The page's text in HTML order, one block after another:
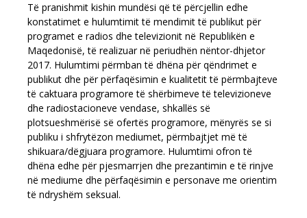
Të pranishmit kishin mundësi që të përcjellin edhe
konstatimet e hulumtimit të mendimit të publikut për
programet e radios dhe televizionit në Republikën e
Maqedonisë, të realizuar në periudhën nëntor-dhjetor
2017. Hulumtimi përmban të dhëna për qëndrimet e
publikut dhe për përfaqësimin e kualitetit të përmbajteve
të caktuara programore të shërbimeve të televizioneve
dhe radiostacioneve vendase, shkallës së
plotsueshmërisë së ofertës programore, mënyrës se si
publiku i shfrytëzon mediumet, përmbajtjet më të
shikuara/dëgjuara programore. Hulumtimi ofron të
dhëna edhe për pjesmarrjen dhe prezantimin e të rinjve
në mediume dhe përfaqësimin e personave me orientim
të ndryshëm seksual.